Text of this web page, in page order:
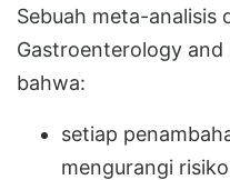
Sebuah meta-analisis
Gastroenterology
bahwa:
setiap
mengurangi